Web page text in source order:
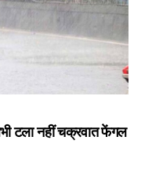
टला नहीं चक्रवात फेंगल